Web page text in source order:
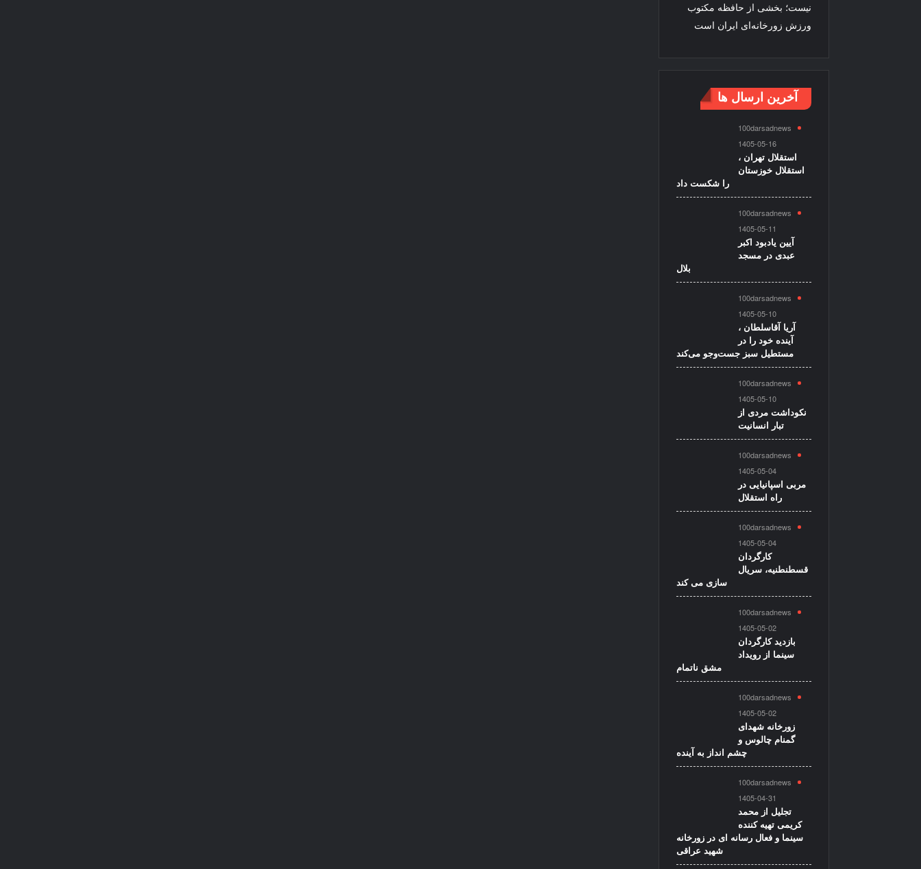
نیست؛ بخشی از حافظه مکتوب
ورزش زورخانه‌ای ایران است
آخرین ارسال ها
100darsadnews
1405-05-16
استقلال تهران ،
استقلال خوزستان
را شکست داد
100darsadnews
1405-05-11
آیین یادبود اکبر
عبدی در مسجد
بلال
100darsadnews
1405-05-10
آریا آقاسلطان ،
آینده خود را در
مستطیل سبز جست‌وجو می‌کند
100darsadnews
1405-05-10
نکوداشت مردی از
تبار انسانیت
100darsadnews
1405-05-04
مربی اسپانیایی در
راه استقلال
100darsadnews
1405-05-04
کارگردان
قسطنطنیه، سریال
سازی می کند
100darsadnews
1405-05-02
بازدید کارگردان
سینما از رویداد
مشق ناتمام
100darsadnews
1405-05-02
زورخانه شهدای
گمنام چالوس و
چشم انداز به آینده
100darsadnews
1405-04-31
تجلیل از محمد
کریمی تهیه کننده
سینما و فعال رسانه ای در زورخانه
شهید عراقی